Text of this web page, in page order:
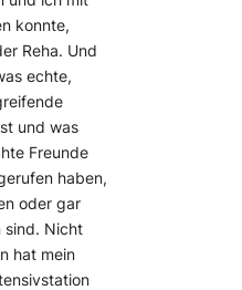
konnte,
Reha. Und
echte,
und was
Freunde
haben,
oder gar
sind. Nicht
hat mein